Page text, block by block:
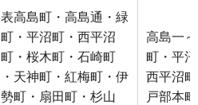
表高島町・高島通・緑
町・平沼町・西平沼
町・桜木町・石崎町
・天神町・紅梅町・伊
勢町・扇田町・杉山
高島一
町・平
西平沼町
戸部本